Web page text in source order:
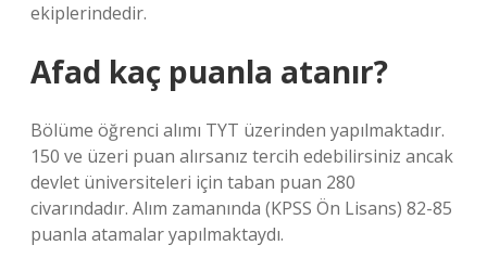
ekiplerindedir.
Afad kaç puanla atanır?
Bölüme öğrenci alımı TYT üzerinden yapılmaktadır.
150 ve üzeri puan alırsanız tercih edebilirsiniz ancak
devlet üniversiteleri için taban puan 280
civarındadır. Alım zamanında (KPSS Ön Lisans) 82-85
puanla atamalar yapılmaktaydı.